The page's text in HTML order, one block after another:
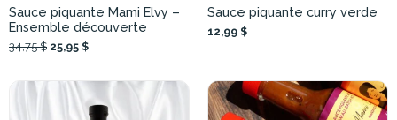
Sauce piquante Mami Elvy –
Ensemble découverte
34,75 $ 25,95 $
Sauce piquante curry verde
12,99 $